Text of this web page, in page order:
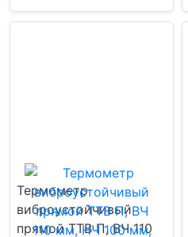
Термометр
виброустойчивый
прямой ТТВ П, ВЧ 110